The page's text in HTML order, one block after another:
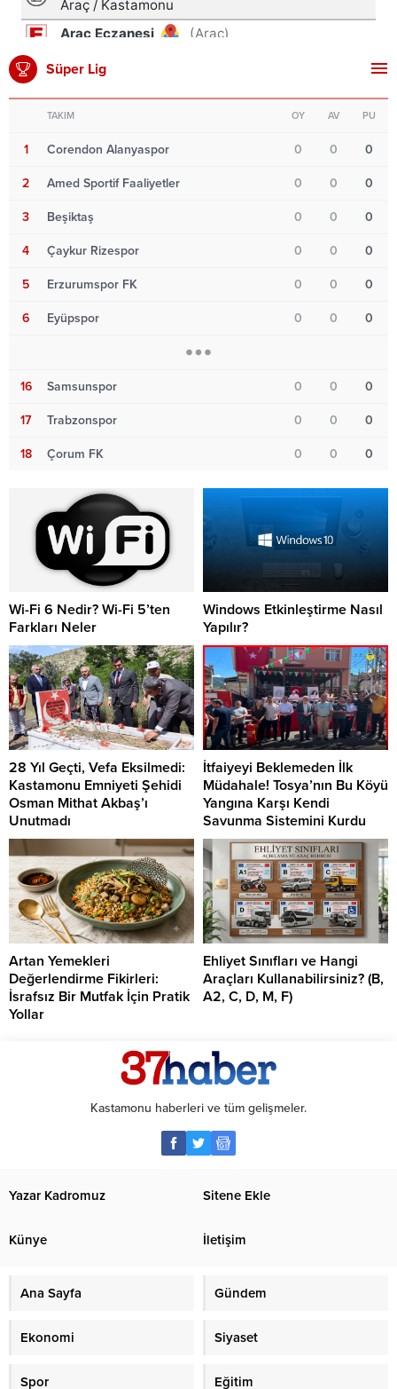
Süper Lig
TAKIM OY AV PU
1 Corendon Alanyaspor 0 0 0
2 Amed Sportif Faaliyetler 0 0 0
3 Beşiktaş 0 0 0
4 Çaykur Rizespor 0 0 0
5 Erzurumspor FK 0 0 0
6 Eyüpspor 0 0 0
16 Samsunspor 0 0 0
17 Trabzonspor 0 0 0
18 Çorum FK 0 0 0
Wi-Fi 6 Nedir? Wi-Fi 5’ten
Farkları Neler
Windows Etkinleştirme Nasıl
Yapılır?
28 Yıl Geçti, Vefa Eksilmedi:
Kastamonu Emniyeti Şehidi
Osman Mithat Akbaş’ı
Unutmadı
İtfaiyeyi Beklemeden İlk
Müdahale! Tosya’nın Bu Köyü
Yangına Karşı Kendi
Savunma Sistemini Kurdu
Artan Yemekleri
Değerlendirme Fikirleri:
İsrafsız Bir Mutfak İçin Pratik
Yollar
Ehliyet Sınıfları ve Hangi
Araçları Kullanabilirsiniz? (B,
A2, C, D, M, F)
Kastamonu haberleri ve tüm gelişmeler.
Yazar Kadromuz Sitene Ekle
Künye İletişim
Ana Sayfa Gündem
Ekonomi Siyaset
Spor Eğitim